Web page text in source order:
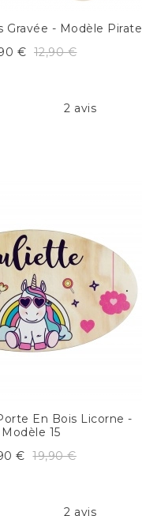
Gravée - Modèle Pirate
€ 12,90 €
2 avis
En Bois Licorne -
Modèle 15
€ 19,90 €
2 avis